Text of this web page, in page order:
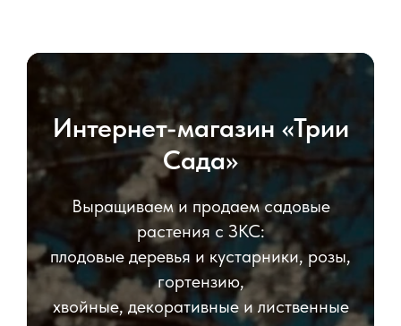
Интернет-магазин «Трии
Сада»
Выращиваем и продаем садовые
растения с ЗКС:
плодовые деревья и кустарники, розы,
гортензию,
хвойные, декоративные и лиственные